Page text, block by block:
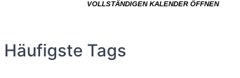
Häufigste Tags